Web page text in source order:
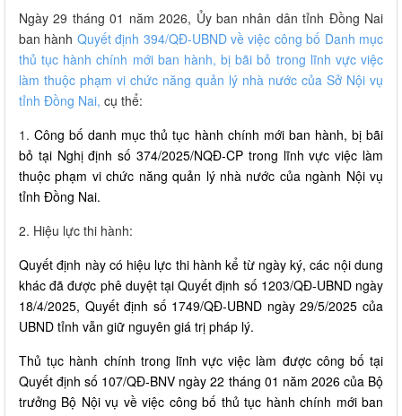
Ngày 29 tháng 01 năm 2026, Ủy ban nhân dân tỉnh Đồng Nai
ban hành Quyết định 394/QĐ-UBND về việc công bố Danh mục
thủ tục hành chính mới ban hành, bị bãi bỏ trong lĩnh vực việc
làm thuộc phạm vi chức năng quản lý nhà nước của Sở Nội vụ
tỉnh Đồng Nai, cụ thể:
1.Công bố danh mục thủ tục hành chính mới ban hành, bị bãi
bỏ tại Nghị định số 374/2025/NQĐ-CP trong lĩnh vực việc làm
thuộc phạm vi chức năng quản lý nhà nước của ngành Nội vụ
tỉnh Đồng Nai.
2. Hiệu lực thi hành:
Quyết định này có hiệu lực thi hành kể từ ngày ký, các nội dung
khác đã được phê duyệt tại Quyết định số 1203/QĐ-UBND ngày
18/4/2025, Quyết định số 1749/QĐ-UBND ngày 29/5/2025 của
UBND tỉnh vẫn giữ nguyên giá trị pháp lý.
Thủ tục hành chính trong lĩnh vực việc làm được công bố tại
Quyết định số 107/QĐ-BNV ngày 22 tháng 01 năm 2026 của Bộ
trưởng Bộ Nội vụ về việc công bố thủ tục hành chính mới ban